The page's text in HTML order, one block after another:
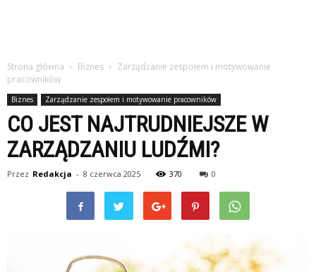
Strona główna Biznes
Zarządzanie zespołem i motywowanie
pracowników
Biznes Zarządzanie zespołem i motywowanie pracowników
CO JEST NAJTRUDNIEJSZE W
ZARZĄDZANIU LUDŹMI?
Przez Redakcja - 8 czerwca 2025 370 0